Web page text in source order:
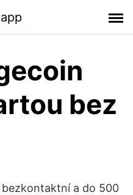
bez
a do 500